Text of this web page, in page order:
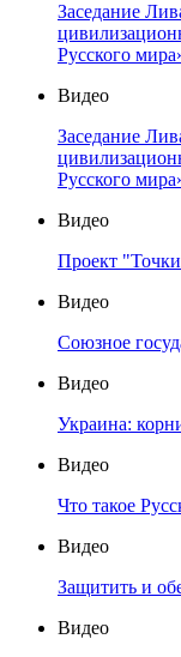
Заседание
Русского
Видео
Заседание
Русского
Видео
Проект "Точки
Видео
Союзное
Видео
Украина:
Видео
Что такое
Видео
Защитить и
Видео